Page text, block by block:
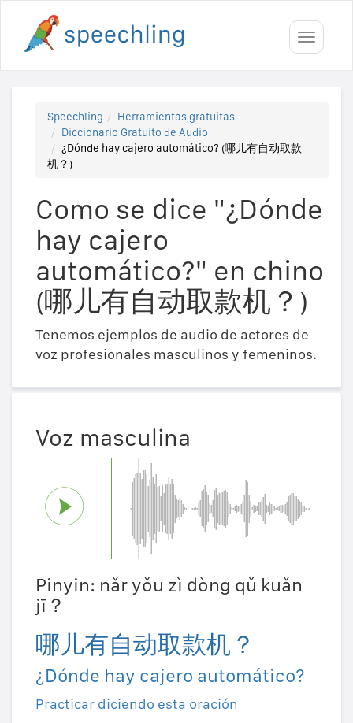
Toggle
Speechling
Herramientas gratuitas
Diccionario Gratuito de Audio
¿Dónde hay cajero automático? (哪儿有自动取款
机？)
Como se dice "¿Dónde
hay cajero
automático?" en chino
(哪儿有自动取款机？)
Tenemos ejemplos de audio de actores de
voz profesionales masculinos y femeninos.
Voz masculina
Pinyin: nǎr yǒu zì dòng qǔ kuǎn
jī？
哪儿有自动取款机？
¿Dónde hay cajero automático?
Practicar diciendo esta oración